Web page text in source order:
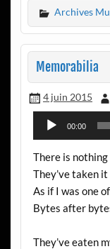
Archives
Memorabilia
4 juin 2015
Lecteur
00:00
There is
They’ve taken it
As if I was one
Bytes after
They’ve eaten